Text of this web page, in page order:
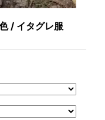
/ イタグレ服